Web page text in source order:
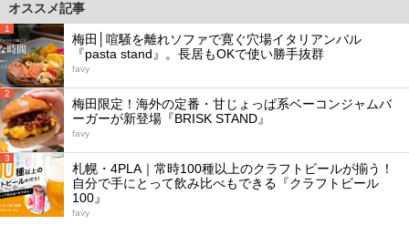
オススメ記事
1
梅田│喧騒を離れソファで寛ぐ穴場イタリアンバル
『pasta stand』。長居もOKで使い勝手抜群
favy
2
梅田限定！海外の定番・甘じょっぱ系ベーコンジャムバ
ーガーが新登場『BRISK STAND』
favy
3
札幌・4PLA｜常時100種以上のクラフトビールが揃う！
自分で手にとって飲み比べもできる『クラフトビール
100』
favy